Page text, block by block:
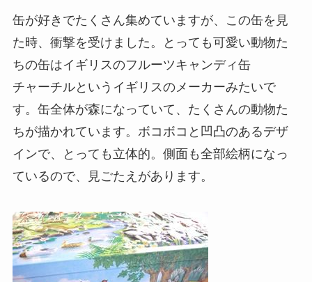
缶が好きでたくさん集めていますが、この缶を見
た時、衝撃を受けました。とっても可愛い動物た
ちの缶はイギリスのフルーツキャンディ缶
チャーチルというイギリスのメーカーみたいで
す。缶全体が森になっていて、たくさんの動物た
ちが描かれています。ボコボコと凹凸のあるデザ
インで、とっても立体的。側面も全部絵柄になっ
ているので、見ごたえがあります。